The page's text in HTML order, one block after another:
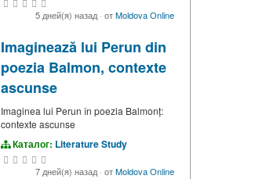
5 дней(я) назад· отMoldova Online
Imaginează lui Perun din
poezia Balmon, contexte
ascunse
Imaginea lui Perun în poezia Balmonț:
contexte ascunse
Каталог: Literature Study
7 дней(я) назад· отMoldova Online